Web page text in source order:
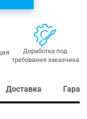
Доработка под
требования заказчика
Доставка